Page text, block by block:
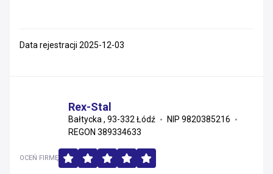
Data rejestracji 2025-12-03
Rex-Stal
Bałtycka , 93-332 Łódź
NIP 9820385216
REGON 389334633
OCEŃ FIRMĘ